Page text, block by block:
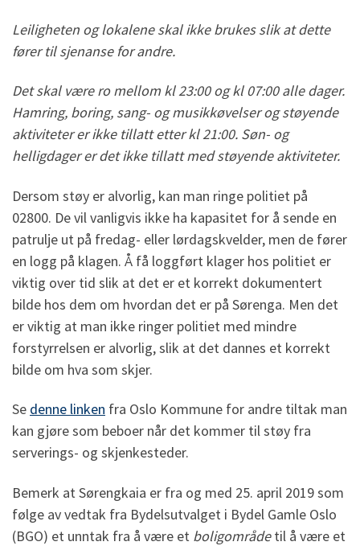
Leiligheten og lokalene skal ikke brukes slik at dette
fører til sjenanse for andre.
Det skal være ro mellom kl 23:00 og kl 07:00 alle dager.
Hamring, boring, sang- og musikkøvelser og støyende
aktiviteter er ikke tillatt etter kl 21:00. Søn- og
helligdager er det ikke tillatt med støyende aktiviteter.
Dersom støy er alvorlig, kan man ringe politiet på
02800. De vil vanligvis ikke ha kapasitet for å sende en
patrulje ut på fredag- eller lørdagskvelder, men de fører
en logg på klagen. Å få loggført klager hos politiet er
viktig over tid slik at det er et korrekt dokumentert
bilde hos dem om hvordan det er på Sørenga. Men det
er viktig at man ikke ringer politiet med mindre
forstyrrelsen er alvorlig, slik at det dannes et korrekt
bilde om hva som skjer.
Se denne linken fra Oslo Kommune for andre tiltak man
kan gjøre som beboer når det kommer til støy fra
serverings- og skjenkesteder.
Bemerk at Sørengkaia er fra og med 25. april 2019 som
følge av vedtak fra Bydelsutvalget i Bydel Gamle Oslo
(BGO) et unntak fra å være et boligområdetil å være et